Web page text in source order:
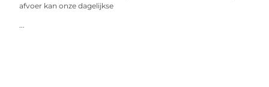
afvoer kan onze dagelijkse
...